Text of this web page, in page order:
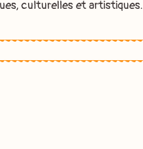
culturelles et artistiques.